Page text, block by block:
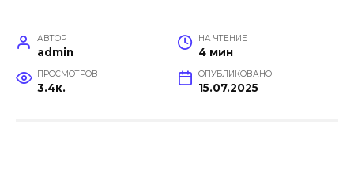
АВТОР
admin
НА ЧТЕНИЕ
4 мин
ПРОСМОТРОВ
3.4к.
ОПУБЛИКОВАНО
15.07.2025